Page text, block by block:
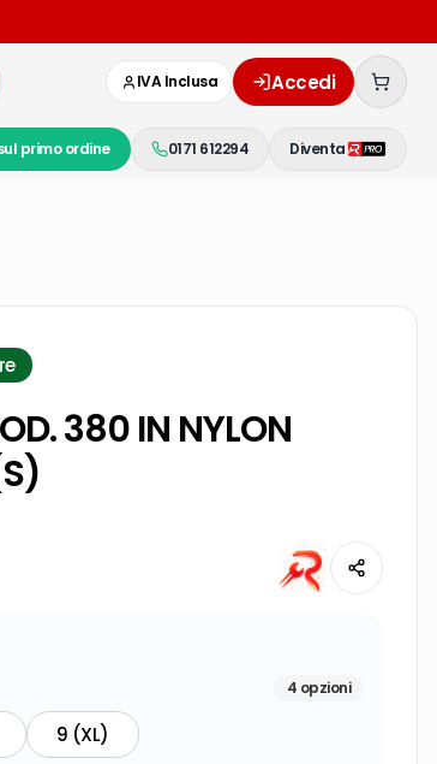
IVA Inclusa Accedi
primo ordine 0171 612294 Diventa
380 IN NYLON
4 opzioni
9 (XL)